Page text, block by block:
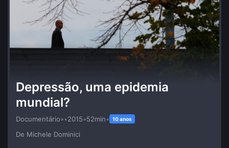
Depressão, uma epidemia
mundial?
Documentário••2015•52min• 10 anos
De Michele Dominici